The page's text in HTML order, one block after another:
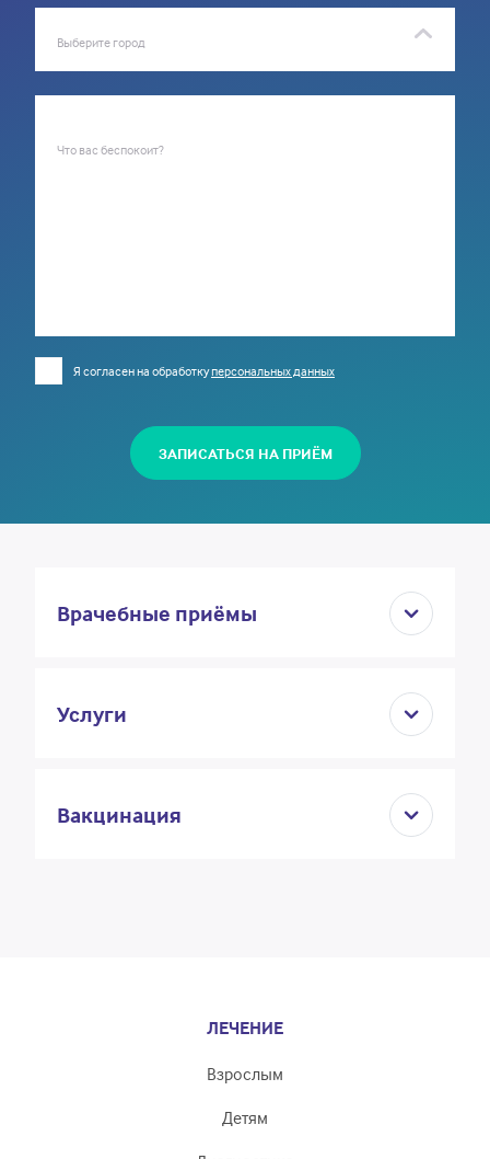
Выберите город
Что вас беспокоит?
Я согласен на обработкуперсональных данных
ЗАПИСАТЬСЯ НА ПРИЁМ
Врачебные приёмы
Услуги
Вакцинация
ЛЕЧЕНИЕ
Взрослым
Детям